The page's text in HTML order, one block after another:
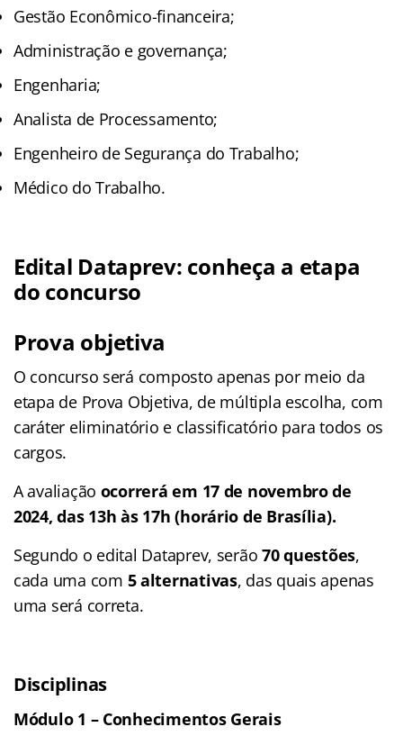
Gestão Econômico-financeira;
Administração e governança;
Engenharia;
Analista de Processamento;
Engenheiro de Segurança do Trabalho;
Médico do Trabalho.
Edital Dataprev: conheça a etapa
do concurso
Prova objetiva
O concurso será composto apenas por meio da
etapa de Prova Objetiva, de múltipla escolha, com
caráter eliminatório e classificatório para todos os
cargos.
A avaliação ocorrerá em 17 de novembro de
2024, das 13h às 17h (horário de Brasília).
Segundo o edital Dataprev, serão70 questões,
cada uma com 5 alternativas, das quais apenas
uma será correta.
Disciplinas
Módulo 1 – Conhecimentos Gerais